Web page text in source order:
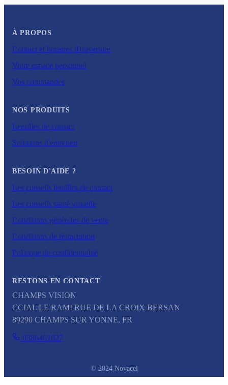
À PROPOS
Contact et horaires d'ouverture
Votre espace personnel
Vos commandes
NOS PRODUITS
Lentilles de contact
Solutions d'entretien
BESOIN D'AIDE ?
Les conseils lentilles de contact
Les conseils santé visuelle
Conditions générales de vente
Conditions de rétractation
Politique de confidentialité
RESTONS EN CONTACT
CHAMPS VISION
CCIAL LE RAMI RUE DE LA CROIX BERSAN
89290 CHAMPS SUR YONNE, FR
0386461027
© 2024 Novacel